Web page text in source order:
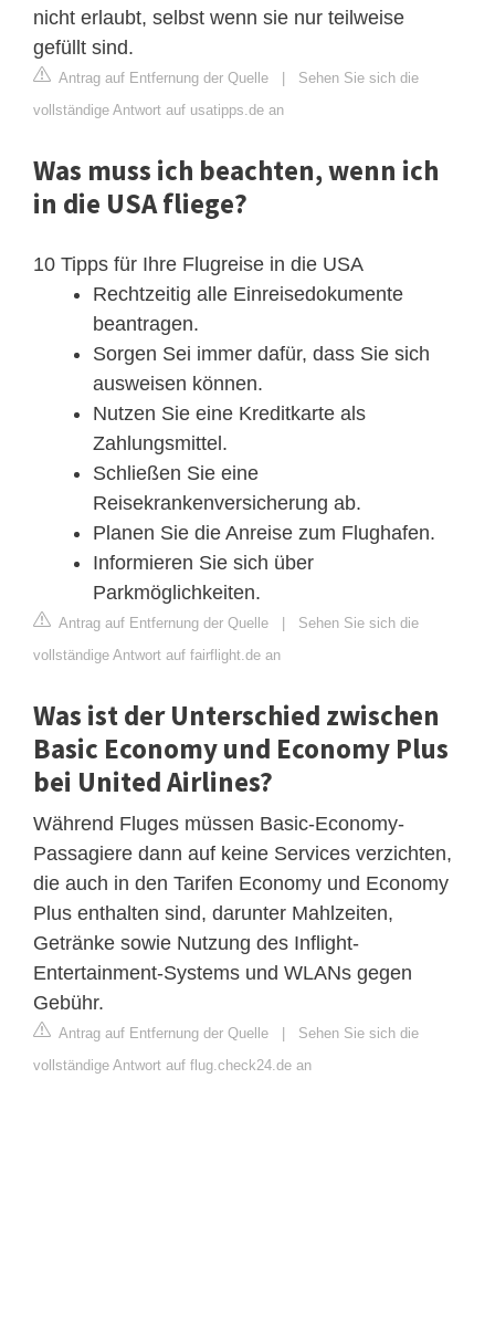
nicht erlaubt, selbst wenn sie nur teilweise
gefüllt sind.
Antrag auf Entfernung der Quelle | Sehen Sie sich die
vollständige Antwort auf usatipps.de an
Was muss ich beachten, wenn ich
in die USA fliege?
10 Tipps für Ihre Flugreise in die USA
Rechtzeitig alle Einreisedokumente
beantragen.
Sorgen Sei immer dafür, dass Sie sich
ausweisen können.
Nutzen Sie eine Kreditkarte als
Zahlungsmittel.
Schließen Sie eine
Reisekrankenversicherung ab.
Planen Sie die Anreise zum Flughafen.
Informieren Sie sich über
Parkmöglichkeiten.
Antrag auf Entfernung der Quelle | Sehen Sie sich die
vollständige Antwort auf fairflight.de an
Was ist der Unterschied zwischen
Basic Economy und Economy Plus
bei United Airlines?
Während Fluges müssen Basic-Economy-
Passagiere dann auf keine Services verzichten,
die auch in den Tarifen Economy und Economy
Plus enthalten sind, darunter Mahlzeiten,
Getränke sowie Nutzung des Inflight-
Entertainment-Systems und WLANs gegen
Gebühr.
Antrag auf Entfernung der Quelle | Sehen Sie sich die
vollständige Antwort auf flug.check24.de an